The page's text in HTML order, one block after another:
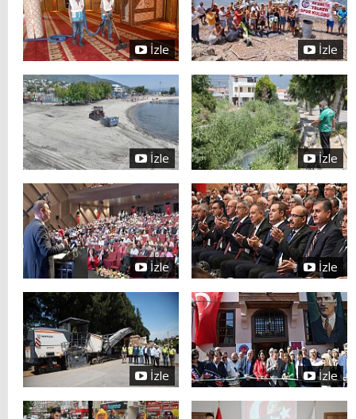
İzle İzle
İzle İzle
İzle İzle
İzle İzle